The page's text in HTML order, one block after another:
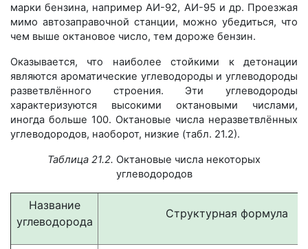
марки бензина, например АИ-92, АИ-95 и др. Проезжая
мимо автозаправочной станции, можно убедиться, что
чем выше октановое число, тем дороже бензин.
Оказывается, что наиболее стойкими к детонации
являются ароматические углеводороды и углеводороды
разветвлённого строения. Эти углеводороды
характеризуются высокими октановыми числами,
иногда больше 100. Октановые числа неразветвлённых
углеводородов, наоборот, низкие (табл. 21.2).
Таблица 21.2. Октановые числа некоторых
углеводородов
Название
углеводорода
Структурная формула